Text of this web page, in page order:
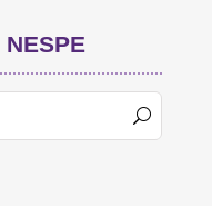
NESPE